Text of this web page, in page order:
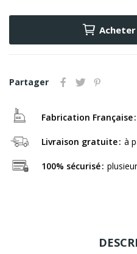
Partager
Fabrication Française
Livraison gratuite à
100% sécurisé